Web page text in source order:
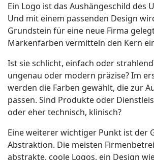
Ein Logo ist das Aushängeschild des
Und mit einem passenden Design
Grundstein für eine neue Firma
Markenfarben vermitteln den Kern
Ist sie schlicht, einfach oder
ungenau oder modern präzise? Im
werden die Farben gewählt, die zur
passen. Sind Produkte oder
oder eher technisch, klinisch?
Eine weiterer wichtiger Punkt ist der
Abstraktion. Die meisten
abstrakte, coole Logos, ein Design